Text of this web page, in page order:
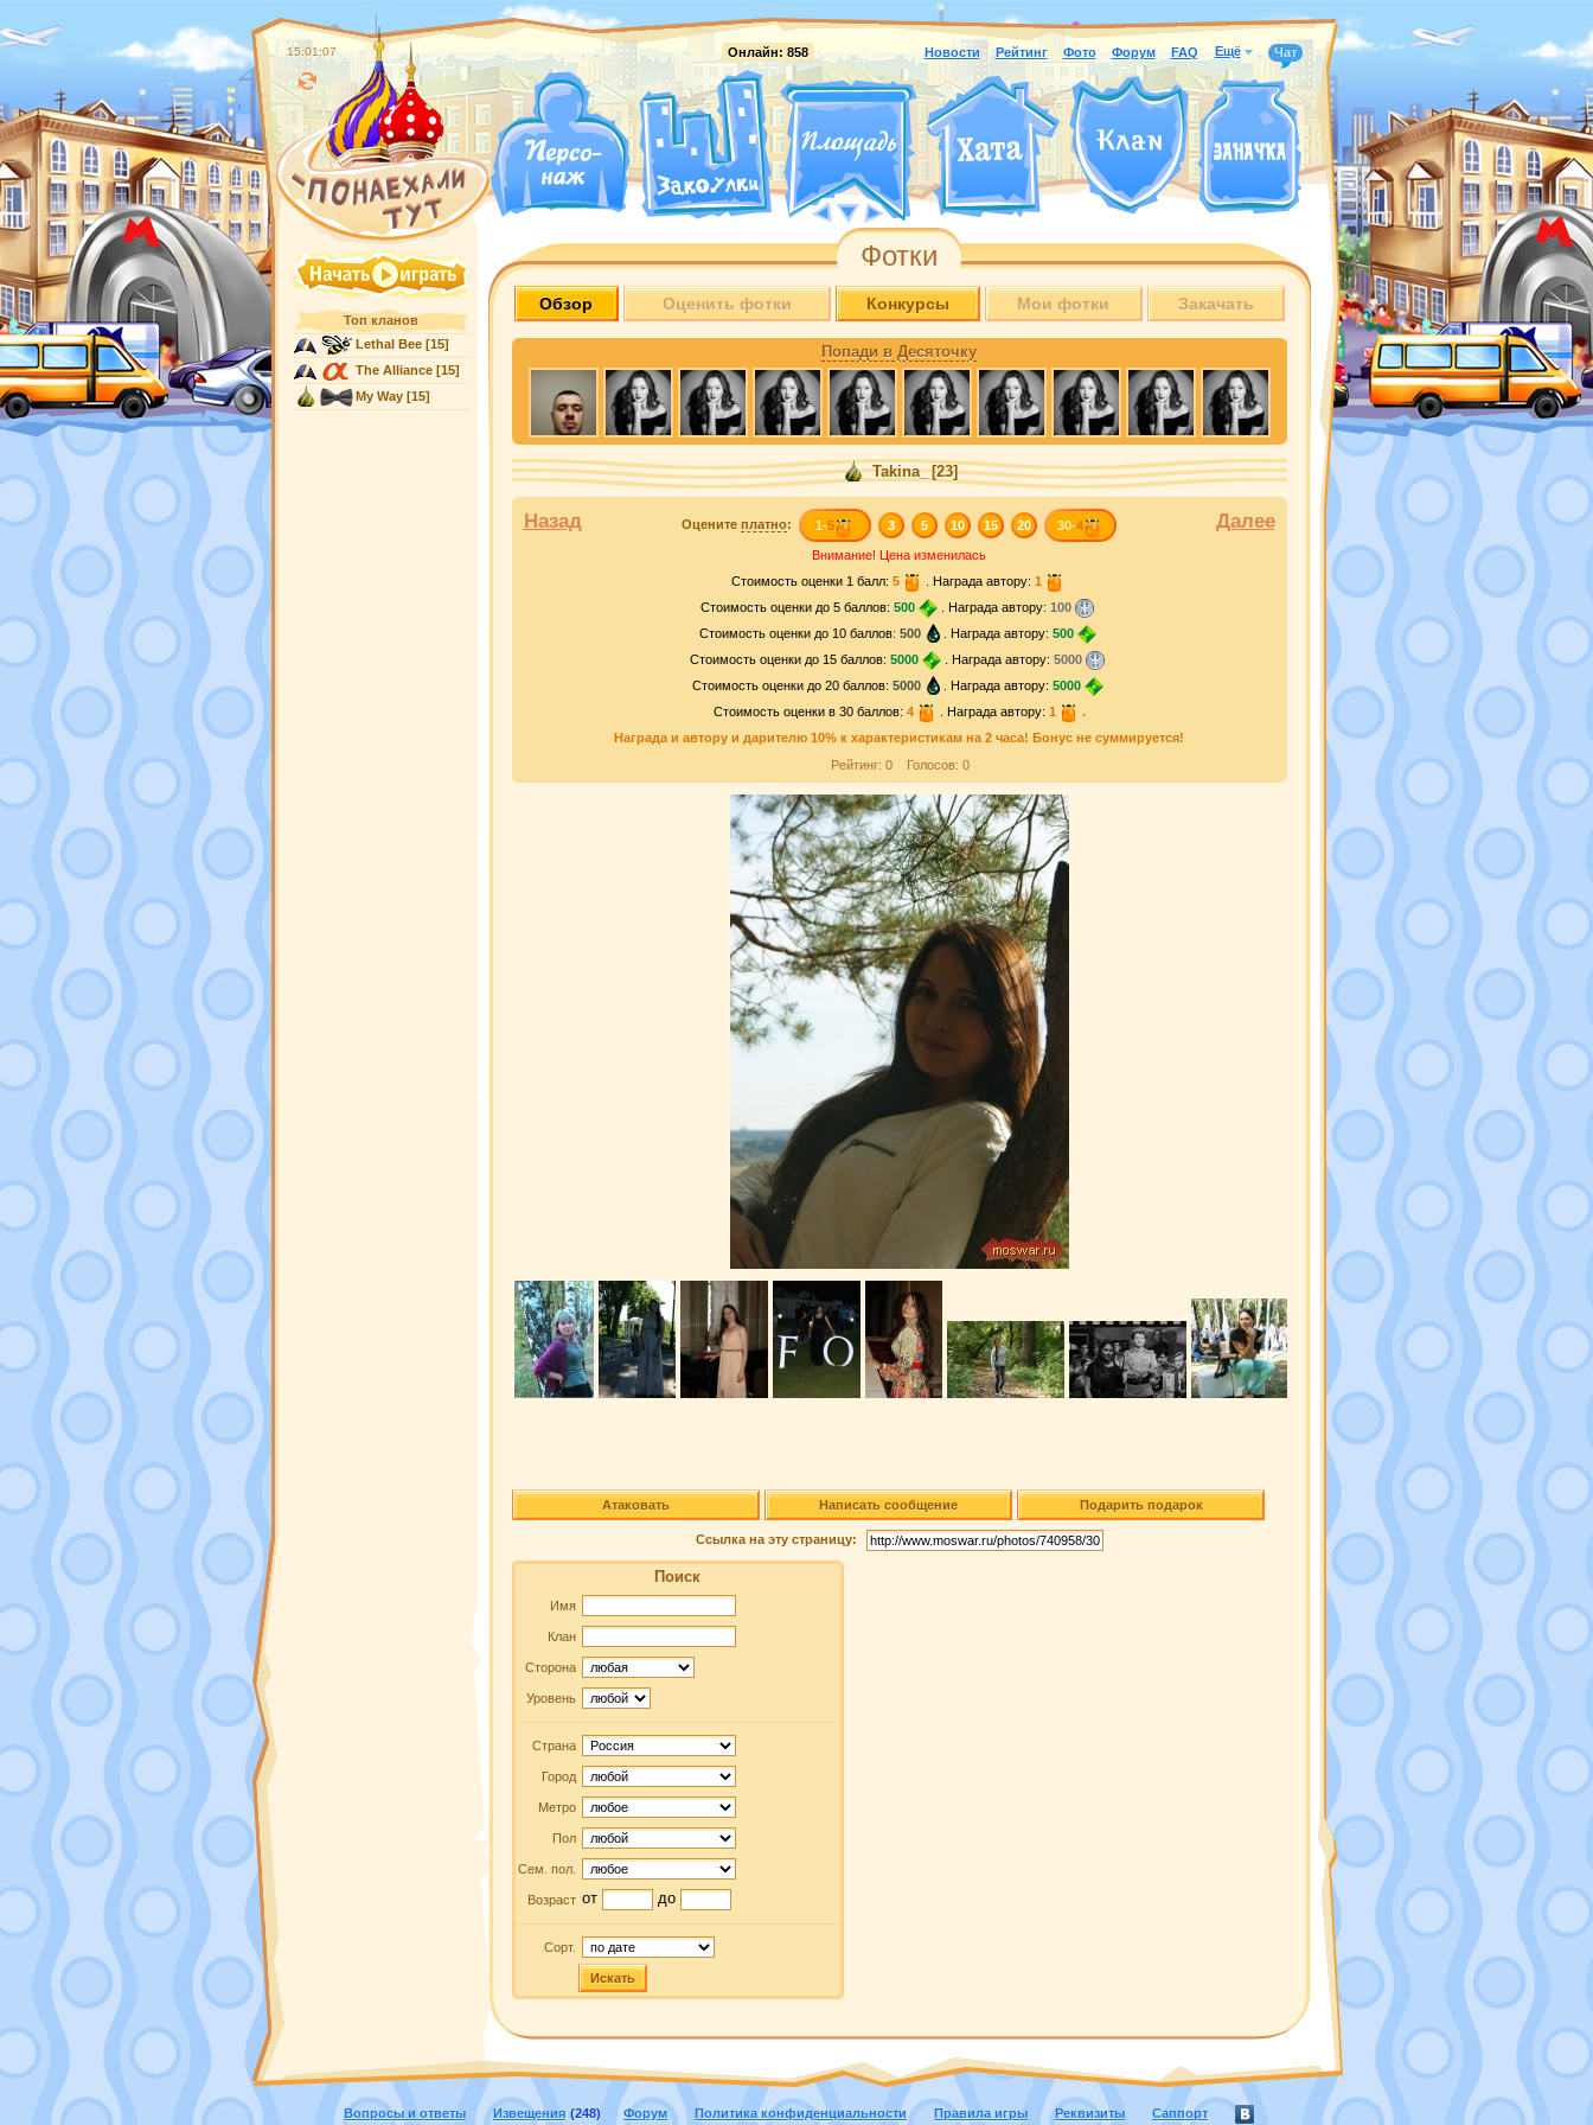
Онлайн: 858 Новости Рейтинг Фото Форум FAQ Ещё Чат
15:01:07
Топ кланов
Lethal Bee[15]
The Alliance[15]
My Way[15]
Фотки
Обзор Оценить фотки Конкурсы Мои фотки Закачать
Попади в Десяточку
Takina_ [23]
Назад Далее
Оцените платно: 1-5 3 5 10 15 20 30-4
Внимание! Цена изменилась
Стоимость оценки 1 балл: 5 . Награда автору: 1
Стоимость оценки до 5 баллов: 500 . Награда автору: 100
Стоимость оценки до 10 баллов: 500 . Награда автору: 500
Стоимость оценки до 15 баллов: 5000 . Награда автору: 5000
Стоимость оценки до 20 баллов: 5000 . Награда автору: 5000
Стоимость оценки в 30 баллов: 4 . Награда автору: 1
.
Награда и автору и дарителю 10% к характеристикам на 2 часа! Бонус не суммируется!
Рейтинг: 0Голосов: 0
Атаковать Написать сообщение Подарить подарок
Ссылка на эту страницу:
Поиск
Имя
Клан
Сторона
Уровень
Страна
Город
Метро
Пол
Сем. пол.
Возраст от до
Сорт.
Искать
Вопросы и ответы Извещения (248) Форум Политика конфиденциальности Правила игры Реквизиты Саппорт